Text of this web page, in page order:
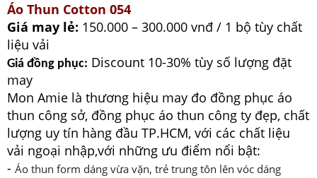
Áo Thun Cotton 054
Giá may lẻ: 150.000 – 300.000 vnđ / 1 bộ tùy chất
liệu vải
Giá đồng phục: Discount 10-30% tùy số lượng đặt
may
Mon Amie là thương hiệu may đo đồng phục áo
thun công sở, đồng phục áo thun công ty đẹp, chất
lượng uy tín hàng đầu TP.HCM, với các chất liệu
vải ngoại nhập,với những ưu điểm nổi bật:
- Áo thun form dáng vừa vặn, trẻ trung tôn lên vóc dáng